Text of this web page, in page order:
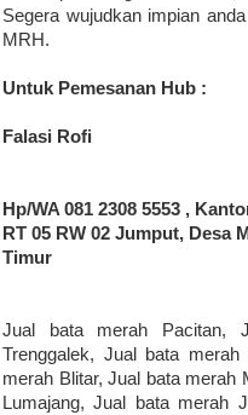
Segera wujudkan impian
MRH.
Untuk Pemesanan Hub :
Falasi Rofi
Hp/WA 081 2308 5553 ,
RT 05 RW 02 Jumput, Desa
Timur
Jual bata merah Pacitan,
Trenggalek, Jual bata
merah Blitar, Jual bata merah
Lumajang, Jual bata merah